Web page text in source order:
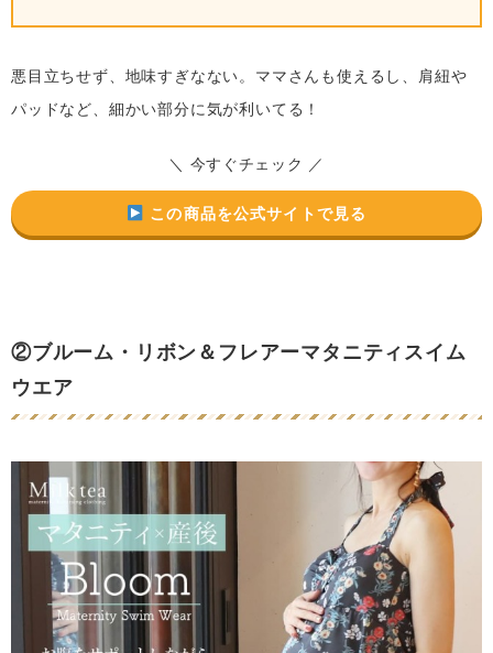
悪目立ちせず、地味すぎなない。ママさんも使えるし、肩紐や
パッドなど、細かい部分に気が利いてる！
＼ 今すぐチェック ／
この商品を公式サイトで見る
②ブルーム・リボン＆フレアーマタニティスイム
ウエア